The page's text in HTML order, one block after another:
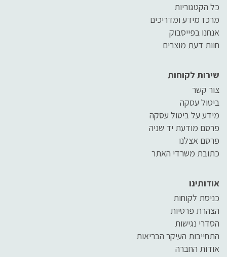
כל הקטגוריות
מרכז מידע ומדריכים
אנחנו בפייסבוק
חוות דעת מוצרים
שירות לקוחות
צור קשר
ביטול עסקה
מידע על ביטול עסקה
פרסם מודעת יד שניה
פרסם אצלנו
כתובת משרדי האתר
אודותינו
כניסת לקוחות
הצהרת פרטיות
הסדרי נגישות
התחייבות העיקר הבריאות
אודות החברה